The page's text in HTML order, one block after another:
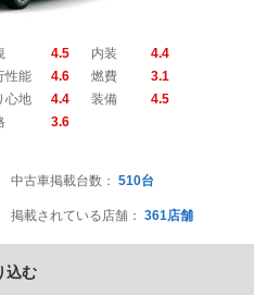
4.5 内装
4.4
性能
4.6 燃費
3.1
心地
4.4 装備
4.5
3.6
中古車掲載台数： 510台
掲載されている店舗： 361店舗
込む